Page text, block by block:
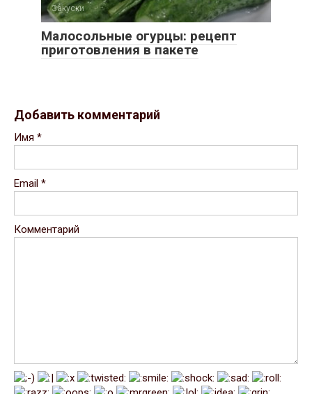
Закуски
Малосольные огурцы: рецепт
приготовления в пакете
Добавить комментарий
Имя *
Email *
Комментарий